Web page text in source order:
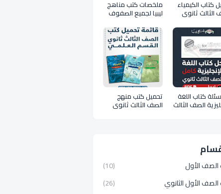
كتاب الكيمياء
الثالث ثانوي
ملخصات كتب مناهج
ليبيا لجميع الصفوف
كتاب اللغة
الصف الثالث
تحميل كتب منهج
الصف الثالث ثانوي
الأول
(10)
الأول الثانوي
(26)